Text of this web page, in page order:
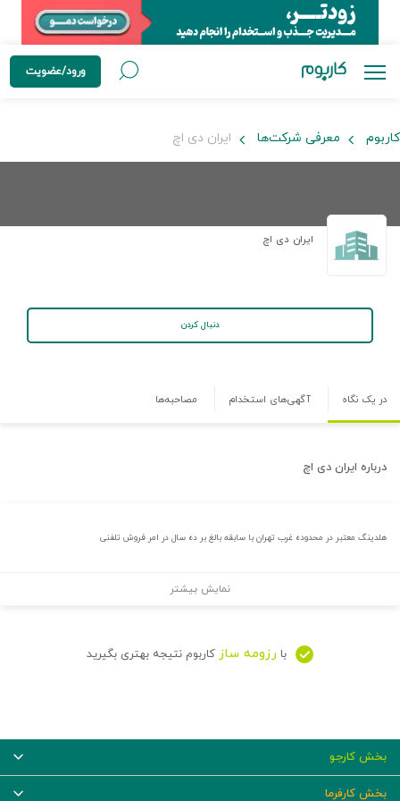
ورود/عضویت
کاربوم معرفی شرکت‌ها ایران دی اچ
ایران دی اچ
دنبال کردن
در یک نگاه آگهی‌های استخدام مصاحبه‌ها
درباره ایران دی اچ
هلدینگ معتبر در محدوده غرب تهران با سابقه بالغ بر ده سال در امر فروش تلفنی
نمایش بیشتر
با رزومه ساز کاربوم نتیجه بهتری بگیرید
بخش کارجو
بخش کارفرما